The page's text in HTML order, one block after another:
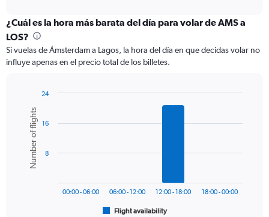
categories.
Range:
12
categories.
The
axis
displaying
values.
Range:
¿Cuál es la hora más barata del día para volar de AMS a
LOS?
Si vuelas de Ámsterdam a Lagos, la hora del día en que decidas volar no
influye apenas en el precio total de los billetes.
chart
with
bars.
The
Chart
graphic.
Number of flights
Flight availability
00:00 - 06:00 06:00 - 12:00 12:00 - 18:00 18:00 - 00:00
8
16
24